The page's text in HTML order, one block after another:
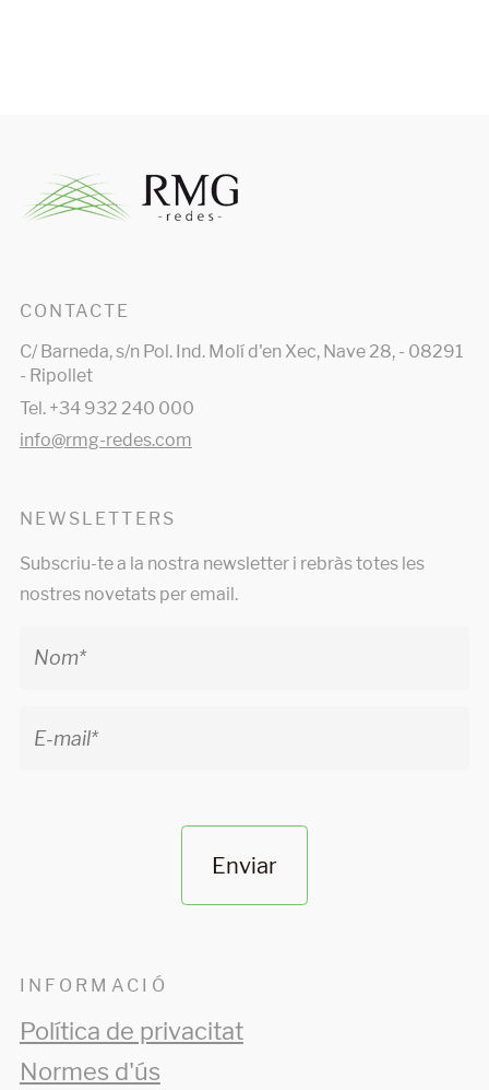
CONTACTE
C/ Barneda, s/n Pol. Ind. Molí d'en Xec, Nave 28, - 08291
- Ripollet
Tel. +34 932 240 000
info@rmg-redes.com
NEWSLETTERS
Subscriu-te a la nostra newsletter i rebràs totes les
nostres novetats per email.
Enviar
INFORMACIÓ
Política de privacitat
Normes d'ús